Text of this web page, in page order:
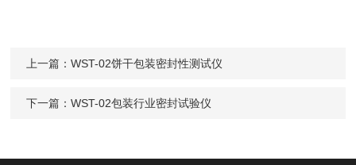
上一篇：WST-02饼干包装密封性测试仪
下一篇：WST-02包装行业密封试验仪